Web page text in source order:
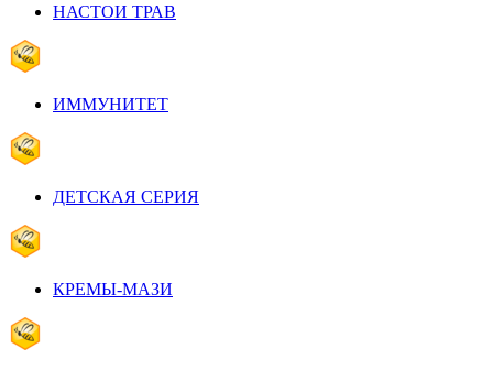
НАСТОИ ТРАВ
ИММУНИТЕТ
ДЕТСКАЯ СЕРИЯ
КРЕМЫ-МАЗИ